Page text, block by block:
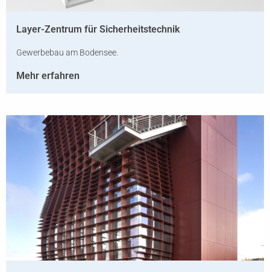
Layer-Zentrum für Sicherheitstechnik
Gewerbebau am Bodensee.
Mehr erfahren